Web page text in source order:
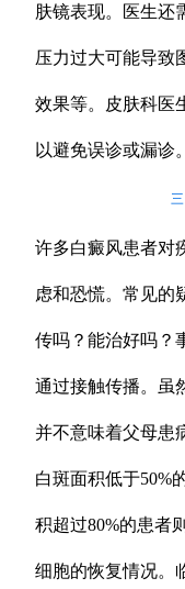
肤镜表现。医生还
压力过大可能导致
效果等。皮肤科医
以避免误诊或漏诊。
许多白癜风患者对
虑和恐慌。常见的
传吗？能治好吗？
通过接触传播。虽
并不意味着父母患
白斑面积低于50%
积超过80%的患者
细胞的恢复情况。